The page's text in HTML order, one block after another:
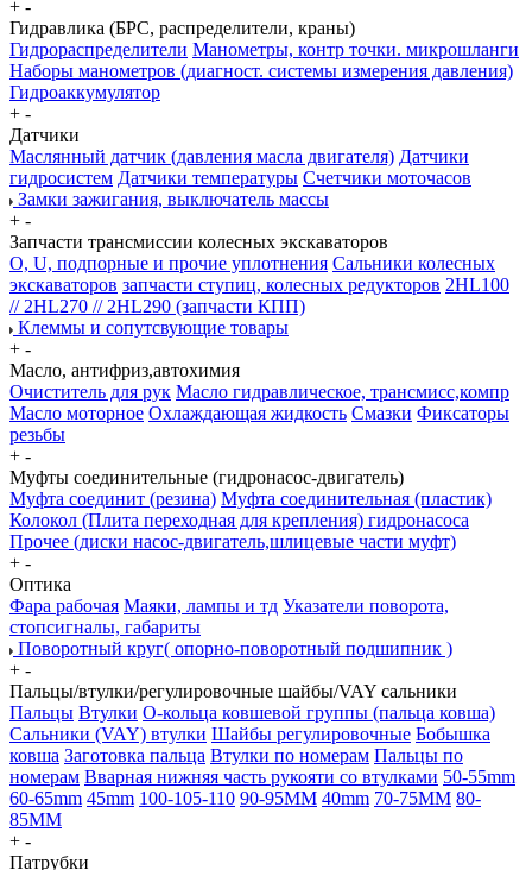
+ -
Гидравлика (БРС, распределители, краны)
Гидрораспределители Манометры, контр точки. микрошланги
Наборы манометров (диагност. системы измерения давления)
Гидроаккумулятор
+ -
Датчики
Маслянный датчик (давления масла двигателя) Датчики
гидросистем Датчики температуры Счетчики моточасов
Замки зажигания, выключатель массы
+ -
Запчасти трансмиссии колесных экскаваторов
О, U, подпорные и прочие уплотнения Сальники колесных
экскаваторов запчасти ступиц, колесных редукторов 2HL100
// 2HL270 // 2HL290 (запчасти КПП)
Клеммы и сопутсвующие товары
+ -
Масло, антифриз,автохимия
Очиститель для рук Масло гидравлическое, трансмисс,компр
Масло моторное Охлаждающая жидкость Смазки Фиксаторы
резьбы
+ -
Муфты соединительные (гидронасос-двигатель)
Муфта соединит (резина) Муфта соединительная (пластик)
Колокол (Плита переходная для крепления) гидронасоса
Прочее (диски насос-двигатель,шлицевые части муфт)
+ -
Оптика
Фара рабочая Маяки, лампы и тд Указатели поворота,
стопсигналы, габариты
Поворотный круг( опорно-поворотный подшипник )
+ -
Пальцы/втулки/регулировочные шайбы/VAY сальники
Пальцы Втулки О-кольца ковшевой группы (пальца ковша)
Сальники (VAY) втулки Шайбы регулировочные Бобышка
ковша Заготовка пальца Втулки по номерам Пальцы по
номерам Вварная нижняя часть рукояти со втулками 50-55mm
60-65mm 45mm 100-105-110 90-95MM 40mm 70-75MM 80-
85MM
+ -
Патрубки